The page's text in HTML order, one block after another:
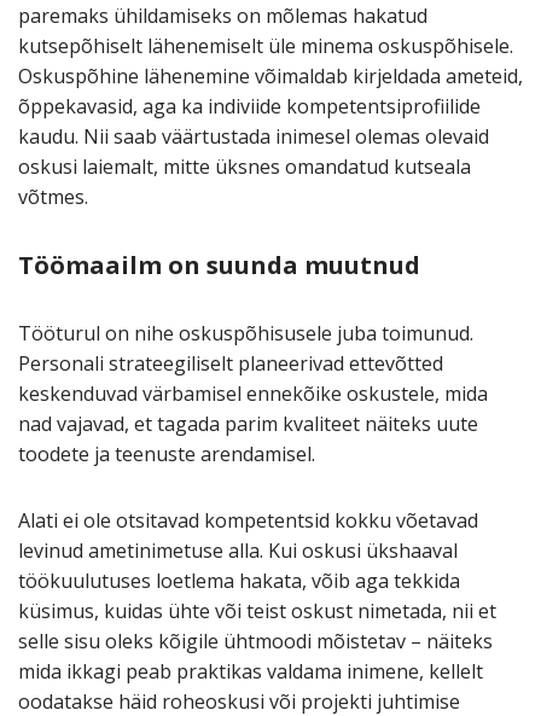
paremaks ühildamiseks on mõlemas hakatud
kutsepõhiselt lähenemiselt üle minema oskuspõhisele.
Oskuspõhine lähenemine võimaldab kirjeldada ameteid,
õppekavasid, aga ka indiviide kompetentsiprofiilide
kaudu. Nii saab väärtustada inimesel olemas olevaid
oskusi laiemalt, mitte üksnes omandatud kutseala
võtmes.
Töömaailm on suunda muutnud
Tööturul on nihe oskuspõhisusele juba toimunud.
Personali strateegiliselt planeerivad ettevõtted
keskenduvad värbamisel ennekõike oskustele, mida
nad vajavad, et tagada parim kvaliteet näiteks uute
toodete ja teenuste arendamisel.
Alati ei ole otsitavad kompetentsid kokku võetavad
levinud ametinimetuse alla. Kui oskusi ükshaaval
töökuulutuses loetlema hakata, võib aga tekkida
küsimus, kuidas ühte või teist oskust nimetada, nii et
selle sisu oleks kõigile ühtmoodi mõistetav – näiteks
mida ikkagi peab praktikas valdama inimene, kellelt
oodatakse häid roheoskusi või projekti juhtimise